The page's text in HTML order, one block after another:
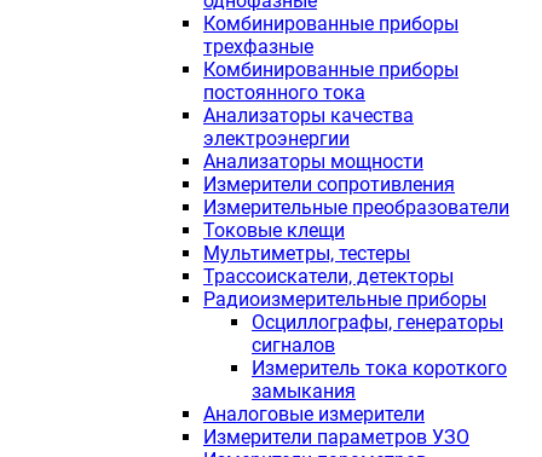
Комбинированные приборы
трехфазные
Комбинированные приборы
постоянного тока
Анализаторы качества
электроэнергии
Анализаторы мощности
Измерители сопротивления
Измерительные преобразователи
Токовые клещи
Мультиметры, тестеры
Трассоискатели, детекторы
Радиоизмерительные приборы
Осциллографы, генераторы
сигналов
Измеритель тока короткого
замыкания
Аналоговые измерители
Измерители параметров УЗО